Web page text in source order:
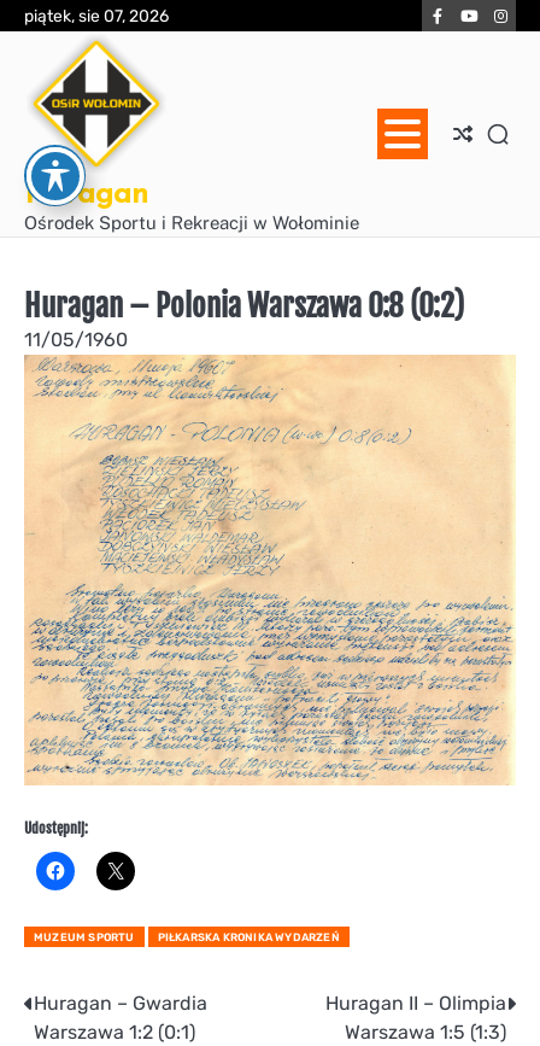
Skip
content
piątek, sie 07, 2026 Facebook
YouTube
Huragan
Ośrodek Sportu i Rekreacji w Wołominie
Huragan – Polonia Warszawa 0:8 (0:2)
11/05/1960
Udostępnij:
MUZEUM SPORTU PIŁKARSKA KRONIKA WYDARZEŃ
Nawigacja
Huragan – Gwardia
Warszawa 1:2 (0:1)
Huragan II – Olimpia
Warszawa 1:5 (1:3)